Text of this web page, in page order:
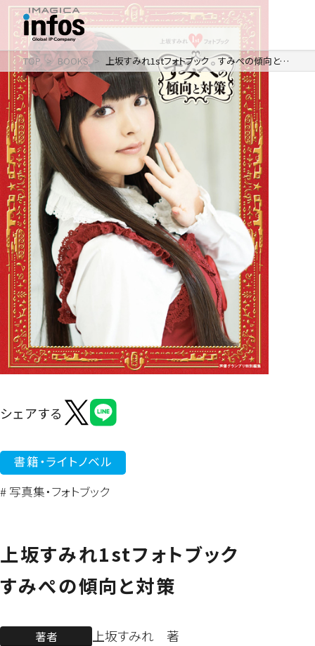
IP / MEDIA
事業紹介 TOP
出版事業
ライトアニメ事業
メディア事業
イベント事業／
配信事業
アパレル事業
COMPANY
会社情報 TOP
企業理念
会社概要
アクセス
沿革
RECRUIT
採用情報 TOP
新卒採用
中途・
アルバイト採用
よくあるご質問
ONLINE SHOP
TOP BOOKS 上坂すみれ1stフォトブック すみぺの傾向と対策
シェアする
書籍・ライトノベル
# 写真集・フォトブック
上坂すみれ1stフォトブック
すみぺの傾向と対策
著者 上坂すみれ 著